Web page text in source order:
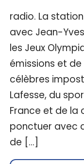
radio. La
avec Jean-
les Jeux
émissions et de
célèbres
Lafesse, du
France et de la
ponctuer avec
de […]